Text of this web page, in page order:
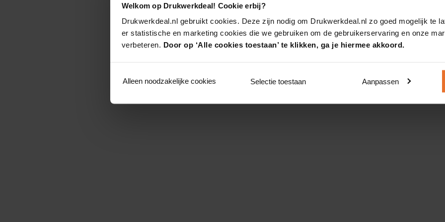
Welkom op Drukwerkdeal! Cookie erbij?
Drukwerkdeal.nl gebruikt cookies. Deze zijn nodig om Drukwerkdeal.nl zo goed mogelijk te
er statistische en marketing cookies die we gebruiken om de gebruikerservaring en onze
verbeteren. Door op ‘Alle cookies toestaan’ te klikken, ga je hiermee akkoord.
Alleen noodzakelijke cookies Selectie toestaan Aanpassen